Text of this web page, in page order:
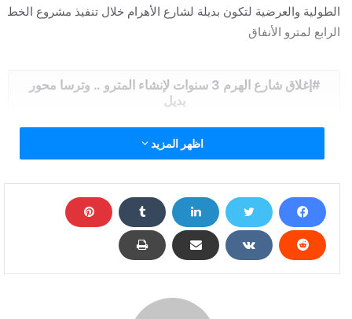
الطولية والعرضية لتكون بديلة لشارع الأهرام خلال تنفيذ مشروع الخط
الرابع لمترو الأنفاق
إغلاق شارع الهرم 3 سنوات لإنشاء المترو .. وترسا محور
بديل
اظهر المزيد